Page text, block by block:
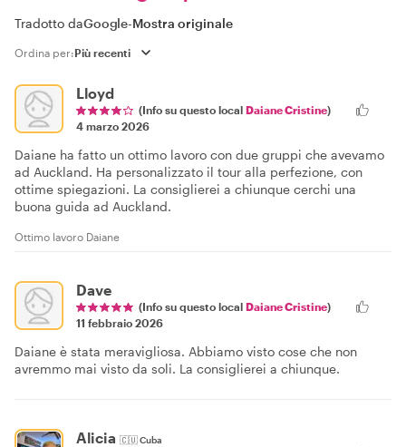
Tradotto daGoogle-Mostra originale
Ordina per:
Lloyd
(Info su questo local Daiane Cristine)
4 marzo 2026
Daiane ha fatto un ottimo lavoro con due gruppi che avevamo
ad Auckland. Ha personalizzato il tour alla perfezione, con
ottime spiegazioni. La consiglierei a chiunque cerchi una
buona guida ad Auckland.
Ottimo lavoro Daiane
Dave
(Info su questo local Daiane Cristine)
11 febbraio 2026
Daiane è stata meravigliosa. Abbiamo visto cose che non
avremmo mai visto da soli. La consiglierei a chiunque.
Alicia 🇨🇺Cuba